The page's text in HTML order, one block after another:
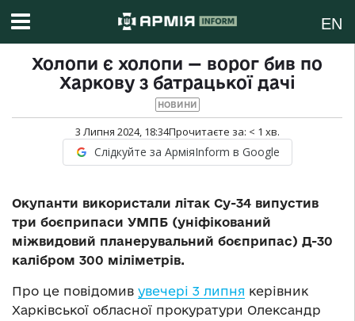
EN
Холопи є холопи — ворог бив по
Харкову з батрацької дачі
НОВИНИ
3 Липня 2024, 18:34Прочитаєте за: < 1 хв.
Слідкуйте за АрміяInform в Google
Окупанти використали літак Су-34 випустив
три боєприпаси УМПБ (уніфікований
міжвидовий планерувальний боєприпас) Д-30
калібром 300 міліметрів.
Про це повідомив увечері 3 липня керівник
Харківської обласної прокуратури Олександр